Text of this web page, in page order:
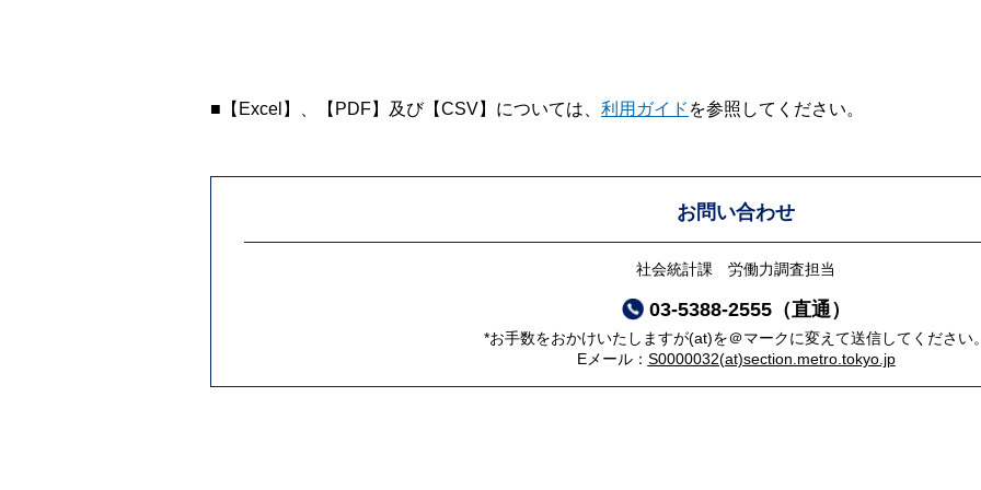
■【Excel】、【PDF】及び【CSV】については、 利用ガイド を参照してください。
お問い合わせ
社会統計課 労働力調査担当
03-5388-2555（直通）
*お手数をおかけいたしますが(at)を＠マークに変えて送信してください
Eメール： S0000032(at)section.metro.tokyo.jp